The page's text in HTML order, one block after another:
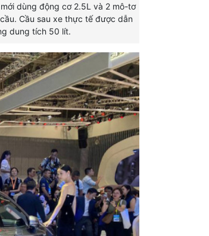
dùng động cơ 2.5L và 2 mô-tơ
Cầu sau xe thực tế được dẫn
dung tích 50 lít.